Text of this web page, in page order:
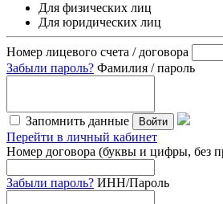
Для физических лиц
Для юридических лиц
Номер лицевого счета / договора
Забыли пароль? Фамилия / пароль
Запомнить данные Войти
Перейти в личный кабинет
Номер договора (буквы и цифры, без
Забыли пароль? ИНН/Пароль